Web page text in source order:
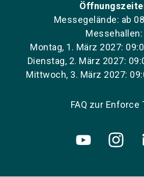
Messegelände: ab
Messehallen:
Montag, 1. März 2027:
Dienstag, 2. März 2027:
Mittwoch, 3. März 2027:
FAQ zur Enforce